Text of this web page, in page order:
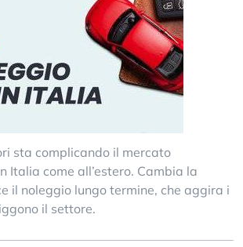
sta complicando il mercato
Italia come all’estero. Cambia la
il noleggio lungo termine, che aggira i
il settore.